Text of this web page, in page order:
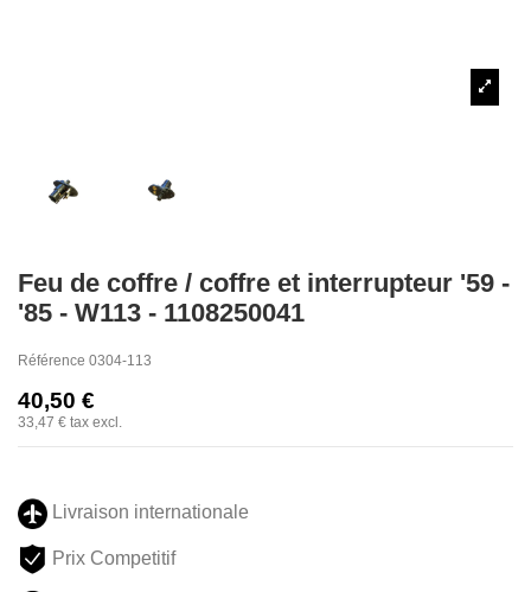
Feu de coffre / coffre et interrupteur '59 -
'85 - W113 - 1108250041
Référence 0304-113
40,50 €
33,47 € tax excl.
Livraison internationale
Prix Competitif